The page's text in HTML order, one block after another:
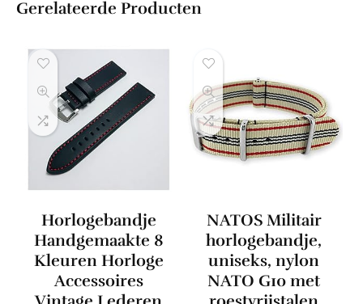
Gerelateerde Producten
Horlogebandje
Handgemaakte 8
Kleuren Horloge
Accessoires
NATOS Militair
horlogebandje,
uniseks, nylon
NATO G10 met